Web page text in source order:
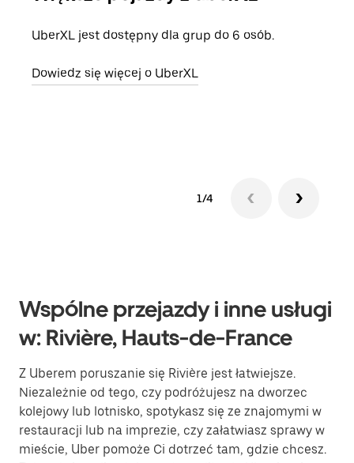
UberXL jest dostępny dla grup do 6 osób.
Dowiedz się więcej o UberXL
1/4
Wspólne przejazdy i inne usługi
w: Rivière, Hauts-de-France
Z Uberem poruszanie się Rivière jest łatwiejsze.
Niezależnie od tego, czy podróżujesz na dworzec
kolejowy lub lotnisko, spotykasz się ze znajomymi w
restauracji lub na imprezie, czy załatwiasz sprawy w
mieście, Uber pomoże Ci dotrzeć tam, gdzie chcesz.